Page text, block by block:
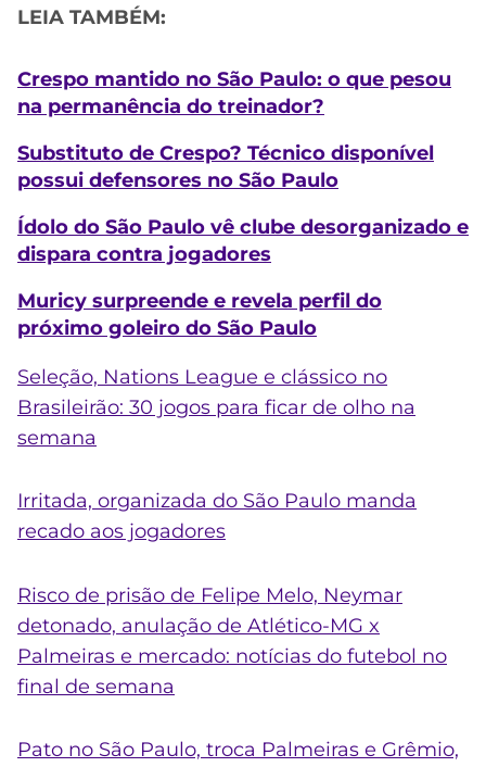
LEIA TAMBÉM:
Crespo mantido no São Paulo: o que pesou
na permanência do treinador?
Substituto de Crespo? Técnico disponível
possui defensores no São Paulo
Ídolo do São Paulo vê clube desorganizado e
dispara contra jogadores
Muricy surpreende e revela perfil do
próximo goleiro do São Paulo
Seleção, Nations League e clássico no
Brasileirão: 30 jogos para ficar de olho na
semana
Irritada, organizada do São Paulo manda
recado aos jogadores
Risco de prisão de Felipe Melo, Neymar
detonado, anulação de Atlético-MG x
Palmeiras e mercado: notícias do futebol no
final de semana
Pato no São Paulo, troca Palmeiras e Grêmio,